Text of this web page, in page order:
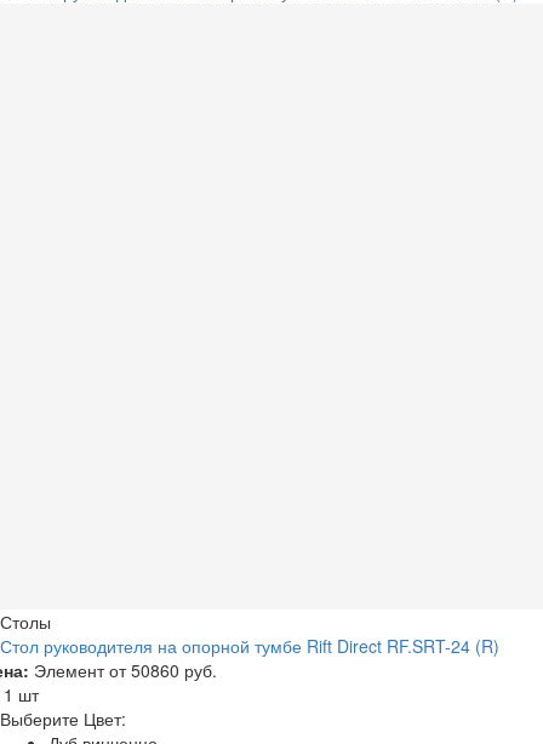
Столы
Стол руководителя на опорной тумбе Rift Direct RF.SRT-24 (R)
Элемент от 50860 руб.
1 шт
Выберите Цвет: